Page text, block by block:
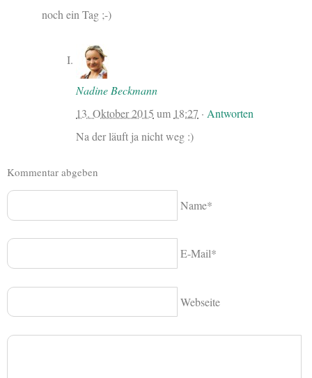
noch ein Tag ;-)
Nadine Beckmann
13. Oktober 2015 um 18:27 · Antworten
Na der läuft ja nicht weg :)
Kommentar abgeben
Name*
E-Mail*
Webseite